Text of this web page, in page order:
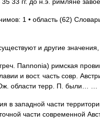
1 • область (62)
и другие
Пannonia) римская
и вост. часть совр.
области терр. П. были… …
в западной части
части современной